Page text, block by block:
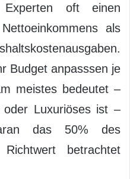
Experten oft einen
als
Budget anpasssen je
meistes bedeutet –
Luxuriöses ist –
das 50% des
betrachtet